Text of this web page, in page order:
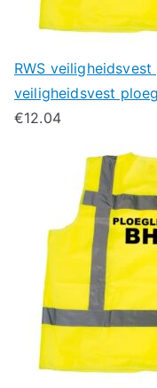
RWS
veiligheidsvest
€12.04